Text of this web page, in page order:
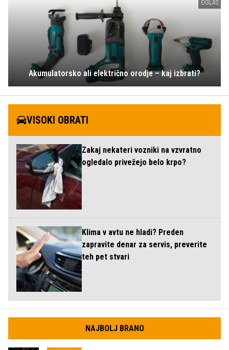
OGLAS
Akumulatorsko ali električno orodje – kaj izbrati?
VISOKI OBRATI
Zakaj nekateri vozniki na vzvratno
ogledalo privežejo belo krpo?
Klima v avtu ne hladi? Preden
zapravite denar za servis, preverite
teh pet stvari
NAJBOLJ BRANO